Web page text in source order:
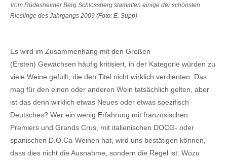
Vom Rüdesheimer Berg Schlossberg stammten einige der schönsten
Rieslinge des Jahrgangs 2009 (Foto: E. Supp)
Es wird im Zusammenhang mit den Großen
(Ersten) Gewächsen häufig kritisiert, in der Kategorie würden zu
viele Weine gefüllt, die den Titel nicht wirklich verdienten. Das
mag für den einen oder anderen Wein tatsächlich gelten, aber
ist das denn wirklich etwas Neues oder etwas spezifisch
Deutsches? Wer ein wenig Erfahrung mit französischen
Premiers und Grands Crus, mit italienischen DOCG- oder
spanischen D.O.Ca-Weinen hat, wird uns bestätigen können,
dass dies nicht die Ausnahme, sondern die Regel ist. Wozu